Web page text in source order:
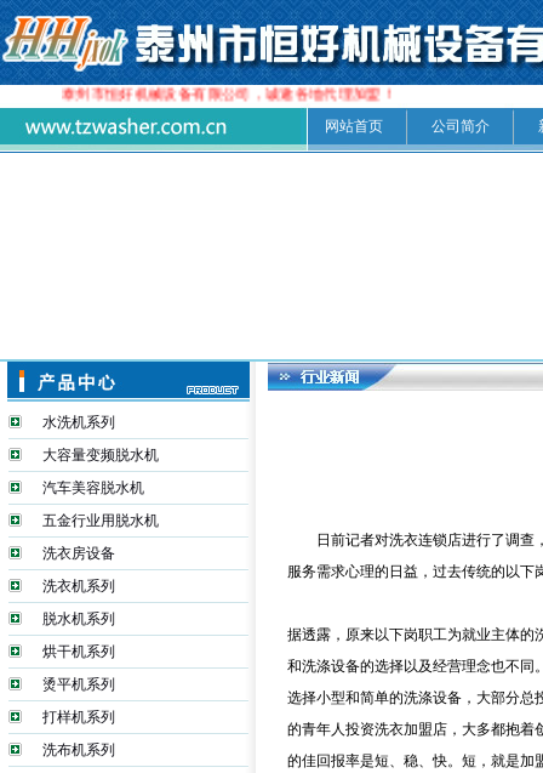
泰州市恒好机械设备有限公司，诚邀各地代理加盟！
网站首页
公司简介
水洗机系列
大容量变频脱水机
汽车美容脱水机
五金行业用脱水机
洗衣房设备
洗衣机系列
脱水机系列
烘干机系列
烫平机系列
打样机系列
洗布机系列
日前记者对洗衣连锁店进行了调查，
服务需求心理的日益，过去传统的以
据透露，原来以下岗职工为就业主体的
和洗涤设备的选择以及经营理念也不同
选择小型和简单的洗涤设备，大部分总
的青年人投资洗衣加盟店，大多都抱着
的佳回报率是短、稳、快。短，就是加